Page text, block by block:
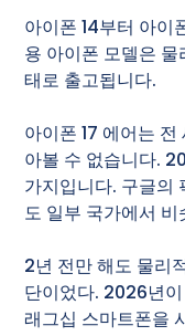
아이폰 14부터 아이
용 아이폰 모델은
태로 출고됩니다.
아이폰 17 에어는
아볼 수 없습니다.
가지입니다. 구글의
도 일부 국가에서
2년 전만 해도 물리
단이었다. 2026년
래그십 스마트폰을